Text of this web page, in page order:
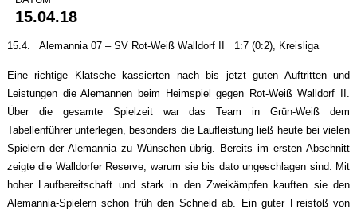
15.04.18
15.4. Alemannia 07 – SV Rot-Weiß Walldorf II 1:7 (0:2), Kreisliga
Eine richtige Klatsche kassierten nach bis jetzt guten Auftritten und
Leistungen die Alemannen beim Heimspiel gegen Rot-Weiß Walldorf II.
Über die gesamte Spielzeit war das Team in Grün-Weiß dem
Tabellenführer unterlegen, besonders die Laufleistung ließ heute bei vielen
Spielern der Alemannia zu Wünschen übrig. Bereits im ersten Abschnitt
zeigte die Walldorfer Reserve, warum sie bis dato ungeschlagen sind. Mit
hoher Laufbereitschaft und stark in den Zweikämpfen kauften sie den
Alemannia-Spielern schon früh den Schneid ab. Ein guter Freistoß von